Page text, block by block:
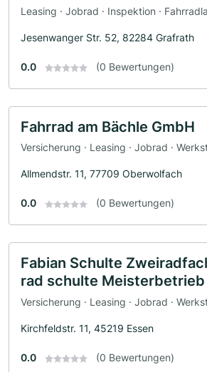
Leasing · Jobrad · Inspektion ·
Jesenwanger Str. 52, 82284 Grafrath
0.0 (0 Bewertungen)
Fahrrad am Bächle GmbH
Versicherung · Leasing · Jobrad ·
Allmendstr. 11, 77709 Oberwolfach
0.0 (0 Bewertungen)
Fabian Schulte
rad schulte Meisterbetrieb
Versicherung · Leasing · Jobrad ·
Kirchfeldstr. 11, 45219 Essen
0.0 (0 Bewertungen)